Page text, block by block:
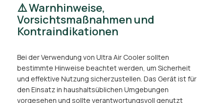
⚠️ Warnhinweise,
Vorsichtsmaßnahmen und
Kontraindikationen
Bei der Verwendung von Ultra Air Cooler sollten
bestimmte Hinweise beachtet werden, um Sicherheit
und effektive Nutzung sicherzustellen. Das Gerät ist für
den Einsatz in haushaltsüblichen Umgebungen
vorgesehen und sollte verantwortungsvoll genutzt